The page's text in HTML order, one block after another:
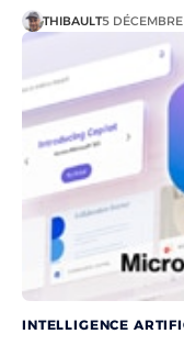
THIBAULT5
INTELLIGENCE